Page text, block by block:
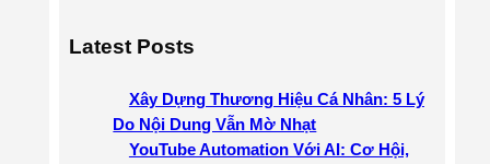
r
Latest Posts
Xây Dựng Thương Hiệu Cá Nhân: 5 Lý
Do Nội Dung Vẫn Mờ Nhạt
YouTube Automation Với AI: Cơ Hội,